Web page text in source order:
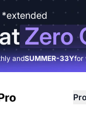
*extended
Zero
andSUMMER-33Yfor